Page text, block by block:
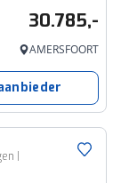
30.785,-
AMERSFOORT
|